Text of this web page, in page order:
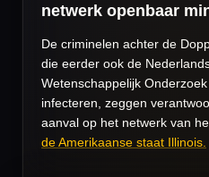
netwerk openbaar
De criminelen achter de
die eerder ook de
Wetenschappelijk
infecteren, zeggen
aanval op het netwerk van
de Amerikaanse staat Illinois.